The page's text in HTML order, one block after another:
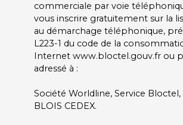
commerciale par voie
vous inscrire gratuitement sur la
au démarchage téléphonique,
L223-1 du code de la
Internet www.bloctel.gouv.fr ou
adressé à :
Société Worldline, Service Bloctel,
BLOIS CEDEX.